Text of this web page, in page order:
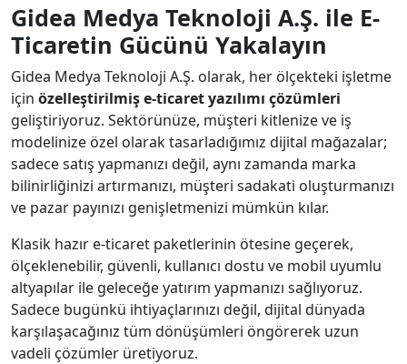
Gidea Medya Teknoloji A.Ş. ile E-
Ticaretin Gücünü Yakalayın
Gidea Medya Teknoloji A.Ş. olarak, her ölçekteki işletme
için özelleştirilmiş e-ticaret yazılımı çözümleri
geliştiriyoruz. Sektörünüze, müşteri kitlenize ve iş
modelinize özel olarak tasarladığımız dijital mağazalar;
sadece satış yapmanızı değil, aynı zamanda marka
bilinirliğinizi artırmanızı, müşteri sadakati oluşturmanızı
ve pazar payınızı genişletmenizi mümkün kılar.
Klasik hazır e-ticaret paketlerinin ötesine geçerek,
ölçeklenebilir, güvenli, kullanıcı dostu ve mobil uyumlu
altyapılar ile geleceğe yatırım yapmanızı sağlıyoruz.
Sadece bugünkü ihtiyaçlarınızı değil, dijital dünyada
karşılaşacağınız tüm dönüşümleri öngörerek uzun
vadeli çözümler üretiyoruz.